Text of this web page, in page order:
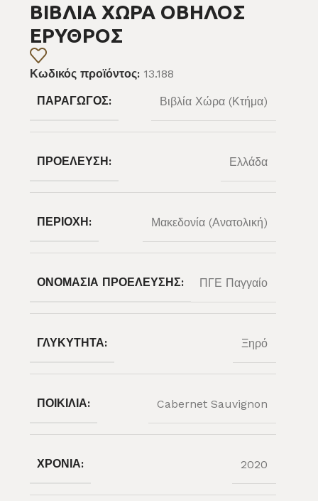
ΒΙΒΛΙΑ ΧΩΡΑ ΟΒΗΛΟΣ
ΕΡΥΘΡΟΣ
Κωδικός προϊόντος: 13.188
ΠΑΡΑΓΩΓΌΣ:
Βιβλία Χώρα (Κτήμα)
ΠΡΟΈΛΕΥΣΗ: Ελλάδα
ΠΕΡΙΟΧΉ: Μακεδονία (Ανατολική)
ΟΝΟΜΑΣΊΑ ΠΡΟΈΛΕΥΣΗΣ: ΠΓΕ Παγγαίο
ΓΛΥΚΎΤΗΤΑ: Ξηρό
ΠΟΙΚΙΛΊΑ: Cabernet Sauvignon
ΧΡΟΝΙΆ: 2020